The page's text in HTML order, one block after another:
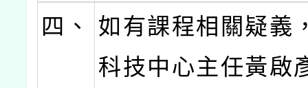
四、
如有課程相關疑義
科技中心主任黃啟